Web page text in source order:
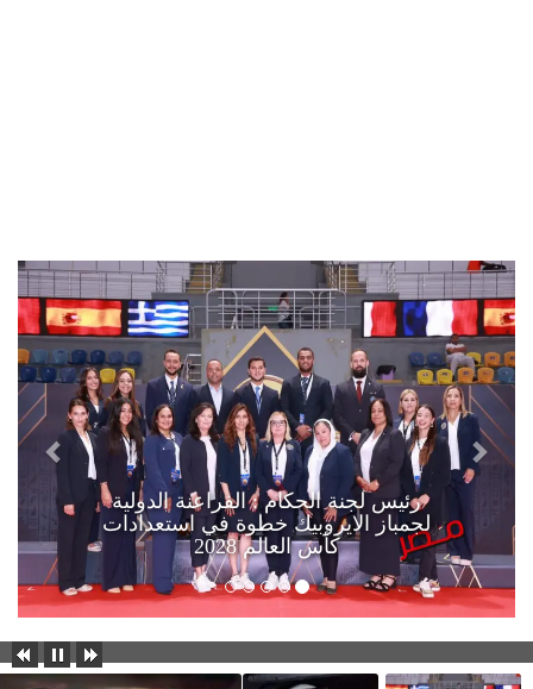
رئيس لجنة الحكام : الفراعنة الدولية
لجمباز الايروبيك خطوة في استعدادات
كأس العالم 2028